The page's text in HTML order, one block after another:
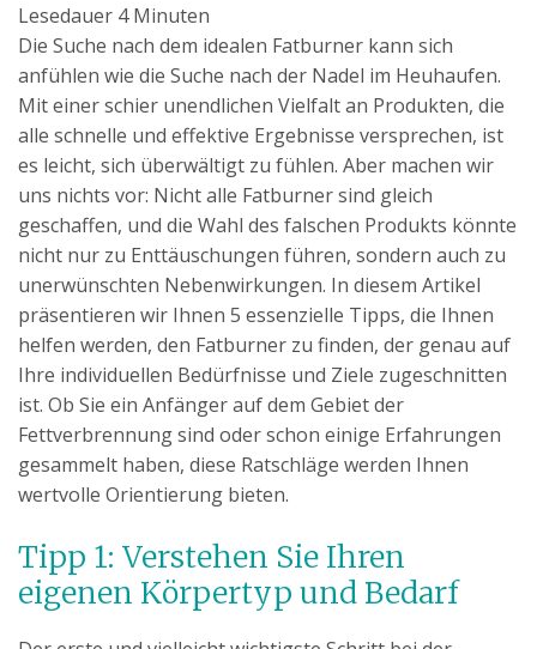
Lesedauer 4 Minuten
Die Suche nach dem idealen Fatburner kann sich
anfühlen wie die Suche nach der Nadel im Heuhaufen.
Mit einer schier unendlichen Vielfalt an Produkten, die
alle schnelle und effektive Ergebnisse versprechen, ist
es leicht, sich überwältigt zu fühlen. Aber machen wir
uns nichts vor: Nicht alle Fatburner sind gleich
geschaffen, und die Wahl des falschen Produkts könnte
nicht nur zu Enttäuschungen führen, sondern auch zu
unerwünschten Nebenwirkungen. In diesem Artikel
präsentieren wir Ihnen 5 essenzielle Tipps, die Ihnen
helfen werden, den Fatburner zu finden, der genau auf
Ihre individuellen Bedürfnisse und Ziele zugeschnitten
ist. Ob Sie ein Anfänger auf dem Gebiet der
Fettverbrennung sind oder schon einige Erfahrungen
gesammelt haben, diese Ratschläge werden Ihnen
wertvolle Orientierung bieten.
Tipp 1: Verstehen Sie Ihren
eigenen Körpertyp und Bedarf